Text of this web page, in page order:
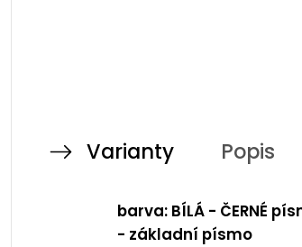
Varianty Popis
barva: BÍLÁ - ČERNÉ
- základní písmo